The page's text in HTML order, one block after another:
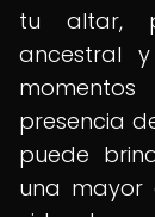
tu altar,
ancestral
presencia
puede
una mayor